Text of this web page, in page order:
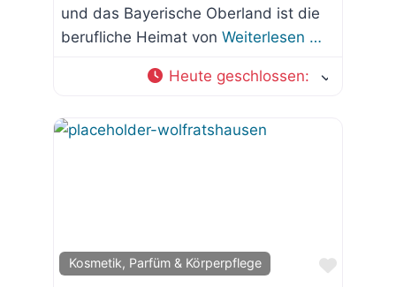
und das Bayerische Oberland ist die
berufliche Heimat von Weiterlesen …
Heute geschlossen:
Kosmetik, Parfüm & Körperpflege
Favorit